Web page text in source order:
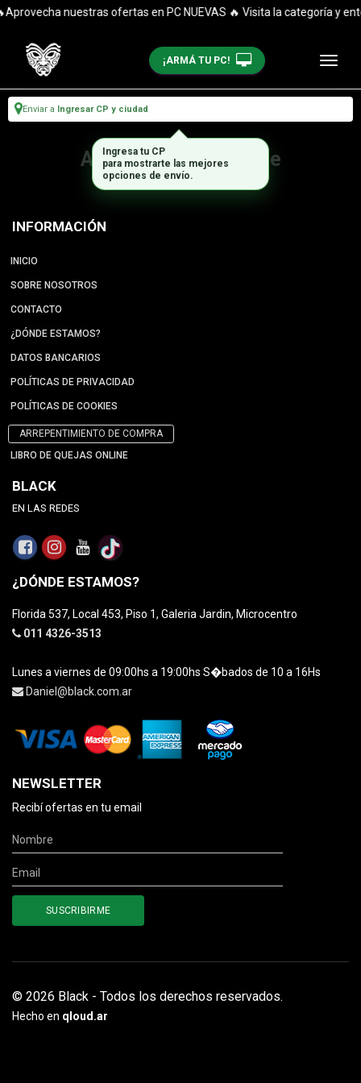
nuestras ofertas en PC NUEVAS 🔥 Visita la categoría y
¡ARMÁ TU PC!
Enviar a Ingresar CP y ciudad
Artículo no disponible
INFORMACIÓN
INICIO
SOBRE NOSOTROS
CONTACTO
¿DÓNDE ESTAMOS?
DATOS BANCARIOS
POLÍTICAS DE PRIVACIDAD
POLÍTICAS DE COOKIES
ARREPENTIMIENTO DE COMPRA
LIBRO DE QUEJAS ONLINE
BLACK
EN LAS REDES
¿DÓNDE ESTAMOS?
Florida 537, Local 453, Piso 1, Galeria Jardin, Microcentro
011 4326-3513
Lunes a viernes de 09:00hs a 19:00hs S�bados de 10 a 16Hs
Daniel@black.com.ar
NEWSLETTER
Recibí ofertas en tu email
© 2026 Black - Todos los derechos reservados.
Hecho en qloud.ar
Ingresa tu CP
para mostrarte las mejores
opciones de envío.